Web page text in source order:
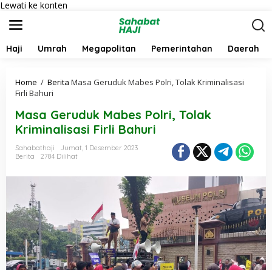
Lewati ke konten
Haji Umrah Megapolitan Pemerintahan Daerah
Home / Berita Masa Geruduk Mabes Polri, Tolak Kriminalisasi
Firli Bahuri
Masa Geruduk Mabes Polri, Tolak
Kriminalisasi Firli Bahuri
Sahabathaji
Jumat, 1 Desember 2023
Berita
2784 Dilihat